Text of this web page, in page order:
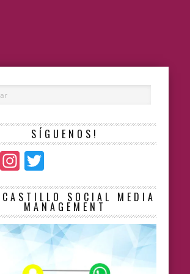
SÍGUENOS!
Instagram
SOCIAL MEDIA
MANAGEMENT